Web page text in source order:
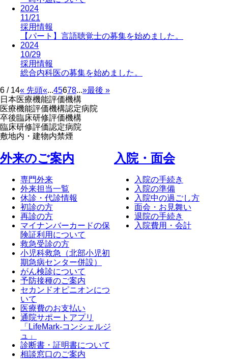
2024
11/21
採用情報
【パート】言語聴覚士の募集を始めました。
2024
10/29
採用情報
総合内科医の募集を始めました。
6 / 14« 先頭«...45678...»最後 »
日本医療機能評価機構
医療機能評価機構認定病院
卒後臨床研修評価機構
臨床研修評価認定病院
敷地内・建物内禁煙
外来のご案内
専門外来
外来担当一覧
休診・代診情報
初診の方
再診の方
マイナンバーカードの保
険証利用について
救急受診の方
小児科救急（北部小児初
期急病センター併設）
がん検診について
予防接種のご案内
セカンドオピニオンにつ
いて
医療費のお支払い
通院サポートアプリ
「LifeMark-コンシェルジ
ュ」
診断書・証明書について
相談窓口のご案内
⼊院・⾯会
入院の手続き
入院の準備
入院中の過ごし方
面会・お見舞い
退院の手続き
入院費用・会計